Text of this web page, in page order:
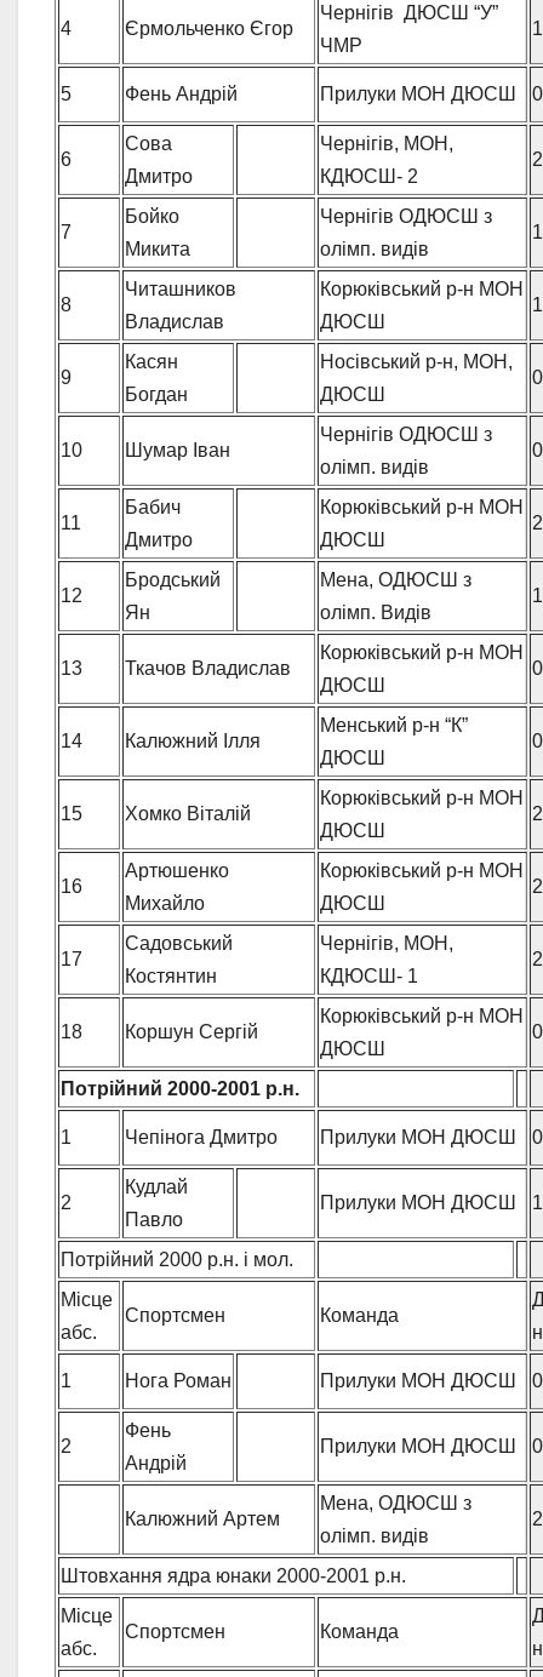
4 Єрмольченко Єгор
Чернігів ДЮСШ “У”
ЧМР
5 Фень Андрій Прилуки МОН ДЮСШ
6
Сова
Дмитро
Чернігів, МОН,
КДЮСШ- 2
7
Бойко
Микита
Чернігів ОДЮСШ з
олімп. видів
8
Читашников
Владислав
Корюківський р-н МОН
ДЮСШ
9
Касян
Богдан
Носівський р-н, МОН,
ДЮСШ
10 Шумар Іван
Чернігів ОДЮСШ з
олімп. видів
11
Бабич
Дмитро
Корюківський р-н МОН
ДЮСШ
12
Бродський
Ян
Мена, ОДЮСШ з
олімп. Видів
13 Ткачов Владислав
Корюківський р-н МОН
ДЮСШ
14 Калюжний Ілля
Менський р-н “К”
ДЮСШ
15 Хомко Віталій
Корюківський р-н МОН
ДЮСШ
16
Артюшенко
Михайло
Корюківський р-н МОН
ДЮСШ
17
Садовський
Костянтин
Чернігів, МОН,
КДЮСШ- 1
18 Коршун Сергій
Корюківський р-н МОН
ДЮСШ
Потрійний 2000-2001 р.н.
1 Чепінога Дмитро Прилуки МОН ДЮСШ
2
Кудлай
Павло
Прилуки МОН ДЮСШ
Потрійний 2000 р.н. і мол.
Місце
абс.
Спортсмен Команда
1 Нога Роман Прилуки МОН ДЮСШ
2
Фень
Андрій
Прилуки МОН ДЮСШ
Калюжний Артем
Мена, ОДЮСШ з
олімп. видів
Штовхання ядра юнаки 2000-2001 р.н.
Місце
абс.
Спортсмен Команда